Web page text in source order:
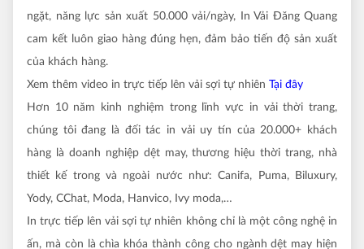
ngặt, năng lực sản xuất 50.000 vải/ngày, In Vải Đăng Quang
cam kết luôn giao hàng đúng hẹn, đảm bảo tiến độ sản xuất
của khách hàng.
Xem thêm video in trực tiếp lên vải sợi tự nhiên Tại đây
Hơn 10 năm kinh nghiệm trong lĩnh vực in vải thời trang,
chúng tôi đang là đối tác in vải uy tín của 20.000+ khách
hàng là doanh nghiệp dệt may, thương hiệu thời trang, nhà
thiết kế trong và ngoài nước như: Canifa, Puma, Biluxury,
Yody, CChat, Moda, Hanvico, Ivy moda,…
In trực tiếp lên vải sợi tự nhiên không chỉ là một công nghệ in
ấn, mà còn là chìa khóa thành công cho ngành dệt may hiện